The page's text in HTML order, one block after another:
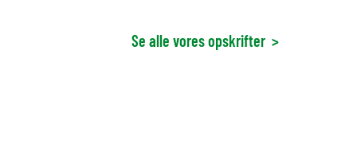
Se alle vores opskrifter >